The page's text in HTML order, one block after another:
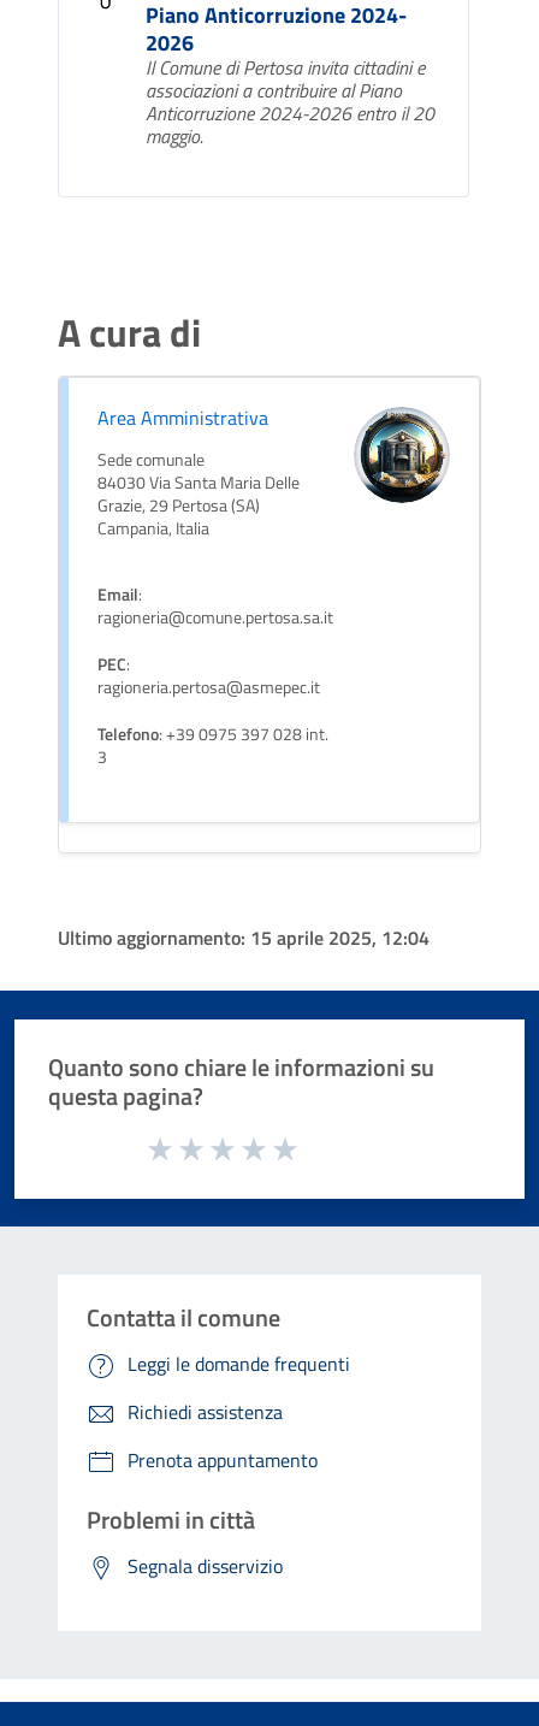
Piano Anticorruzione 2024-
2026
Il Comune di Pertosa invita cittadini e
associazioni a contribuire al Piano
Anticorruzione 2024-2026 entro il 20
maggio.
A cura di
Area Amministrativa
Sede comunale
84030 Via Santa Maria Delle
Grazie, 29 Pertosa (SA)
Campania, Italia
Email:
ragioneria@comune.pertosa.sa.it
PEC:
ragioneria.pertosa@asmepec.it
Telefono: +39 0975 397 028 int.
3
Ultimo aggiornamento: 15 aprile 2025, 12:04
Quanto sono chiare le informazioni su
questa pagina?
Valuta da 1 a 5 stelle la pagina
Contatta il comune
Leggi le domande frequenti
Richiedi assistenza
Prenota appuntamento
Problemi in città
Segnala disservizio